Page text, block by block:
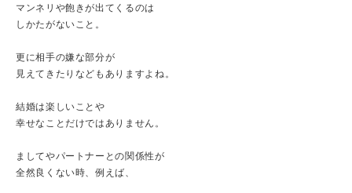
マンネリや飽きが出てくるのは
しかたがないこと。
更に相手の嫌な部分が
見えてきたりなどもありますよね。
結婚は楽しいことや
幸せなことだけではありません。
ましてやパートナーとの関係性が
全然良くない時、例えば、